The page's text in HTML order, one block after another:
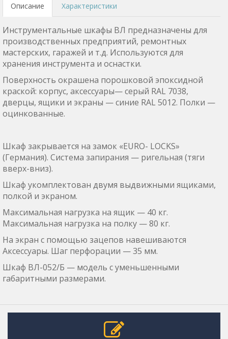
Описание Характеристики
Инструментальные шкафы ВЛ предназначены для
производственных предприятий, ремонтных
мастерских, гаражей и т.д. Используются для
хранения инструмента и оснастки.
Поверхность окрашена порошковой эпоксидной
краской: корпус, аксессуары— серый RAL 7038,
дверцы, ящики и экраны — синие RAL 5012. Полки —
оцинкованные.
Шкаф закрывается на замок «EURO- LOCKS»
(Германия). Система запирания — ригельная (тяги
вверх-вниз).
Шкаф укомплектован двумя выдвижными ящиками,
полкой и экраном.
Максимальная нагрузка на ящик — 40 кг.
Максимальная нагрузка на полку — 80 кг.
На экран с помощью зацепов навешиваются
Аксессуары. Шаг перфорации — 35 мм.
Шкаф ВЛ-052/Б — модель с уменьшенными
габаритными размерами.